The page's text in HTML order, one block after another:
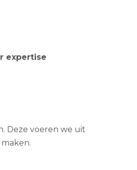
expertise
Deze voeren we uit